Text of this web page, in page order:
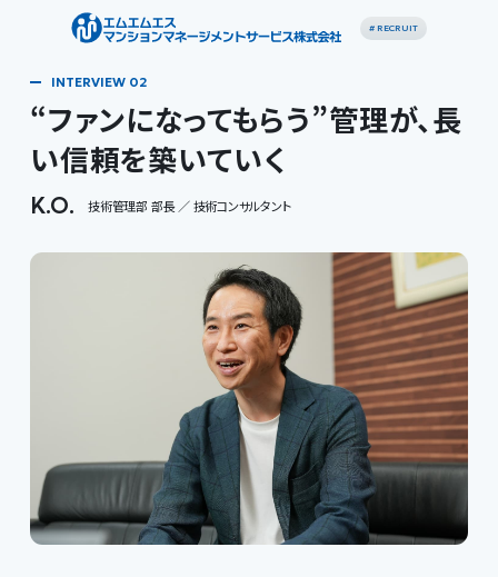
# RECRUIT
“ファンになってもらう”管理が、長
い信頼を築いていく
K.O. 技術管理部 部長 ／ 技術コンサルタント